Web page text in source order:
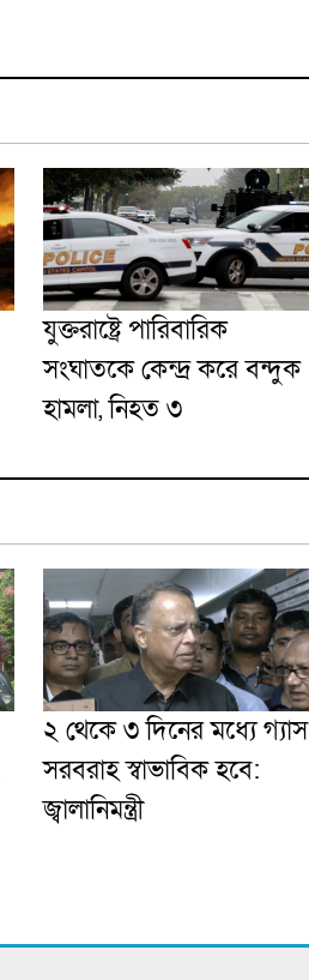
যুক্তরাষ্ট্রে পারিবারিক
সংঘাতকে কেন্দ্র করে বন্দুক
হামলা, নিহত ৩
২ থেকে ৩ দিনের মধ্যে গ্যাস
সরবরাহ স্বাভাবিক হবে:
জ্বালানিমন্ত্রী